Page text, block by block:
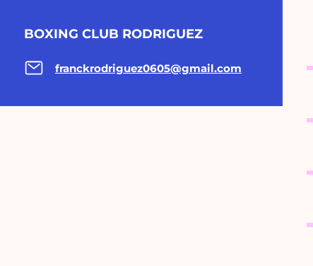
BOXING CLUB RODRIGUEZ
franckrodriguez0605@gmail.com